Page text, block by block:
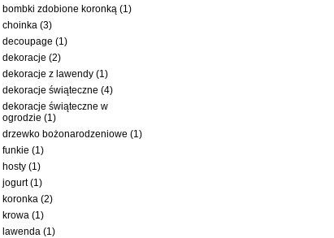
bombki zdobione koronką (1)
choinka (3)
decoupage (1)
dekoracje (2)
dekoracje z lawendy (1)
dekoracje świąteczne (4)
dekoracje świąteczne w
ogrodzie (1)
drzewko bożonarodzeniowe (1)
funkie (1)
hosty (1)
jogurt (1)
koronka (2)
krowa (1)
lawenda (1)